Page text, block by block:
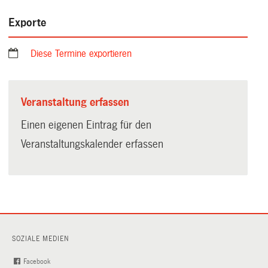
Exporte
Diese Termine exportieren
Veranstaltung erfassen
Einen eigenen Eintrag für den
Veranstaltungskalender erfassen
SOZIALE MEDIEN
Facebook